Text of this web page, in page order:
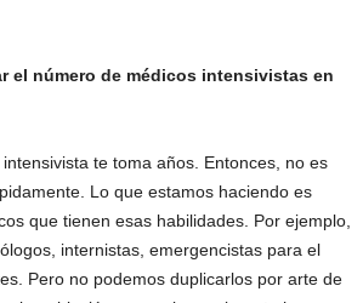
el número de médicos intensivistas en
te toma años. Entonces, no es
Lo que estamos haciendo es
que tienen esas habilidades. Por ejemplo,
internistas, emergencistas para el
Pero no podemos duplicarlos por arte de